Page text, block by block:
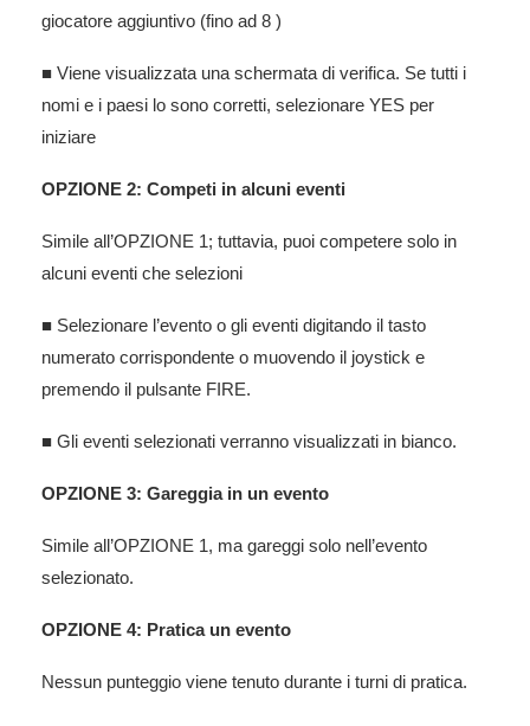
giocatore aggiuntivo (fino ad 8 )
■ Viene visualizzata una schermata di verifica. Se tutti i
nomi e i paesi lo sono corretti, selezionare YES per
iniziare
OPZIONE 2: Competi in alcuni eventi
Simile all’OPZIONE 1; tuttavia, puoi competere solo in
alcuni eventi che selezioni
■ Selezionare l’evento o gli eventi digitando il tasto
numerato corrispondente o muovendo il joystick e
premendo il pulsante FIRE.
■ Gli eventi selezionati verranno visualizzati in bianco.
OPZIONE 3: Gareggia in un evento
Simile all’OPZIONE 1, ma gareggi solo nell’evento
selezionato.
OPZIONE 4: Pratica un evento
Nessun punteggio viene tenuto durante i turni di pratica.